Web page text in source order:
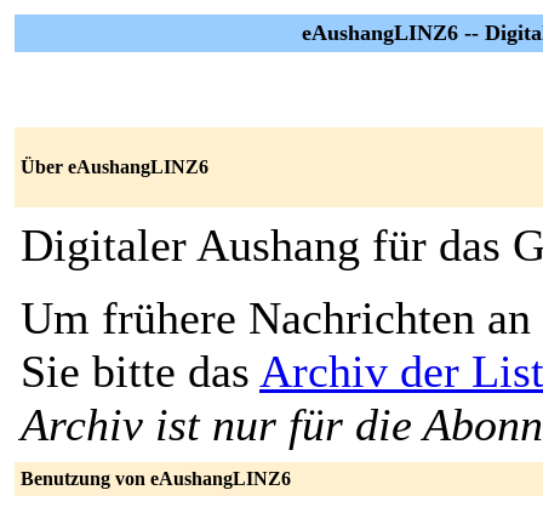
eAushangLINZ6 --
Über eAushangLINZ6
Digitaler Aushang für das
Um frühere Nachrichten an
Sie bitte das Archiv der
Archiv ist nur für die
Benutzung von eAushangLINZ6